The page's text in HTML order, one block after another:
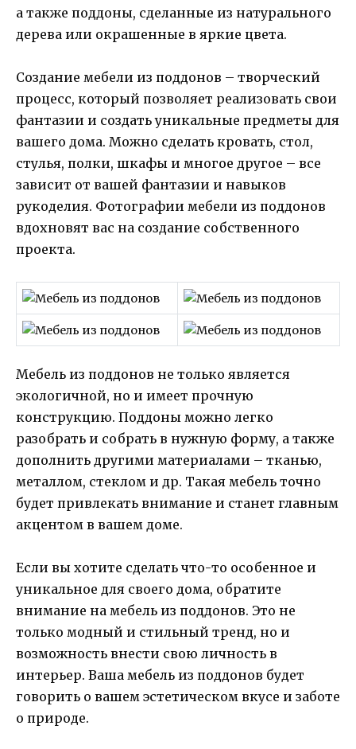
а также поддоны, сделанные из натурального
дерева или окрашенные в яркие цвета.
Создание мебели из поддонов – творческий
процесс, который позволяет реализовать свои
фантазии и создать уникальные предметы для
вашего дома. Можно сделать кровать, стол,
стулья, полки, шкафы и многое другое – все
зависит от вашей фантазии и навыков
рукоделия. Фотографии мебели из поддонов
вдохновят вас на создание собственного
проекта.
Мебель из поддонов не только является
экологичной, но и имеет прочную
конструкцию. Поддоны можно легко
разобрать и собрать в нужную форму, а также
дополнить другими материалами – тканью,
металлом, стеклом и др. Такая мебель точно
будет привлекать внимание и станет главным
акцентом в вашем доме.
Если вы хотите сделать что-то особенное и
уникальное для своего дома, обратите
внимание на мебель из поддонов. Это не
только модный и стильный тренд, но и
возможность внести свою личность в
интерьер. Ваша мебель из поддонов будет
говорить о вашем эстетическом вкусе и заботе
о природе.